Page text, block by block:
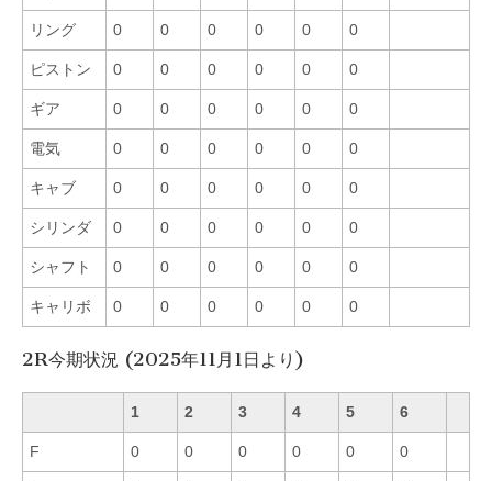
リング 0 0 0 0 0 0
ピストン 0 0 0 0 0 0
ギア 0 0 0 0 0 0
電気 0 0 0 0 0 0
キャブ 0 0 0 0 0 0
シリンダ 0 0 0 0 0 0
シャフト 0 0 0 0 0 0
キャリボ 0 0 0 0 0 0
2R今期状況 (2025年11月1日より)
1 2 3 4 5 6
F 0 0 0 0 0 0